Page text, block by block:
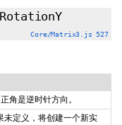
Core/Matrix3.js 527
角是逆时针方向。
未定义，将创建一个新实